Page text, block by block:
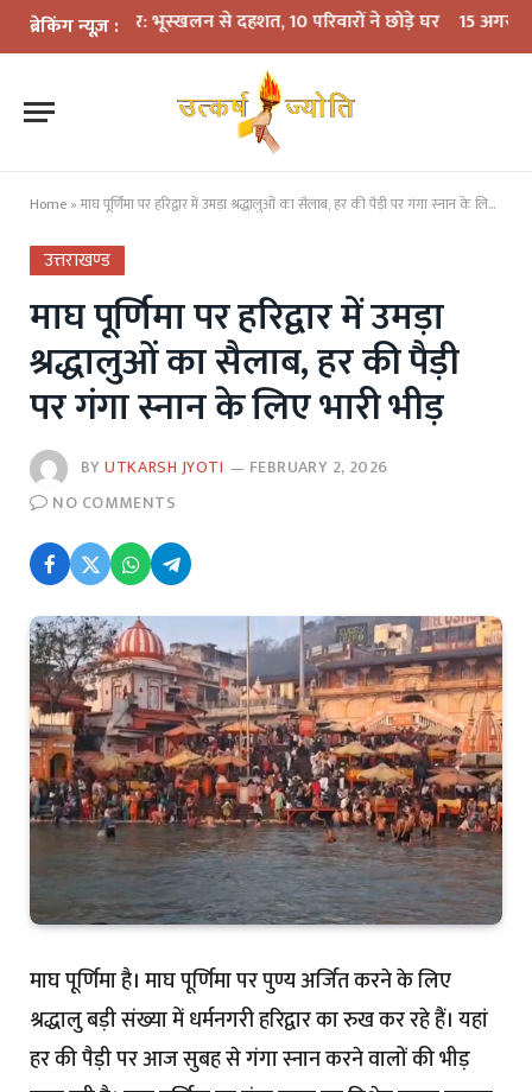
ब्रेकिंग न्यूज़ :
का कहर: भूस्खलन से दहशत, 10 परिवारों ने छोड़े घर 15 अगस्त तक LPG
Home »माघ पूर्णिमा पर हरिद्वार में उमड़ा श्रद्धालुओं का सैलाब, हर की पैड़ी पर गंगा स्नान के लिए भारी भीड़
उत्तराखण्ड
माघ पूर्णिमा पर हरिद्वार में उमड़ा
श्रद्धालुओं का सैलाब, हर की पैड़ी
पर गंगा स्नान के लिए भारी भीड़
BYUTKARSH JYOTI
FEBRUARY 2, 2026
NO COMMENTS
माघ पूर्णिमा है। माघ पूर्णिमा पर पुण्य अर्जित करने के लिए
श्रद्धालु बड़ी संख्या में धर्मनगरी हरिद्वार का रुख कर रहे हैं। यहां
हर की पैड़ी पर आज सुबह से गंगा स्नान करने वालों की भीड़